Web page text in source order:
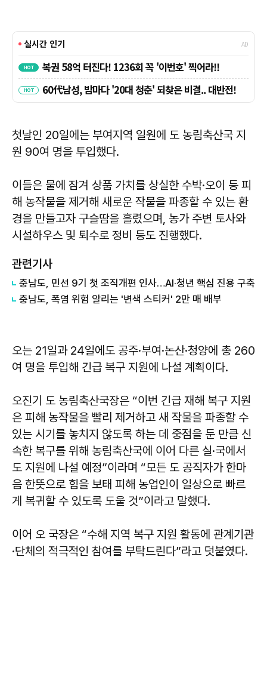
첫날인 20일에는 부여지역 일원에 도 농림축산국 지
원 90여 명을 투입했다.
이들은 물에 잠겨 상품 가치를 상실한 수박·오이 등 피
해 농작물을 제거해 새로운 작물을 파종할 수 있는 환
경을 만들고자 구슬땀을 흘렸으며, 농가 주변 토사와
시설하우스 및 퇴수로 정비 등도 진행했다.
관련기사
충남도, 민선 9기 첫 조직개편 인사…AI·청년 핵심 진용 구축
충남도, 폭염 위험 알리는 '변색 스티커' 2만 매 배부
오는 21일과 24일에도 공주·부여·논산·청양에 총 260
여 명을 투입해 긴급 복구 지원에 나설 계획이다.
오진기 도 농림축산국장은 “이번 긴급 재해 복구 지원
은 피해 농작물을 빨리 제거하고 새 작물을 파종할 수
있는 시기를 놓치지 않도록 하는 데 중점을 둔 만큼 신
속한 복구를 위해 농림축산국에 이어 다른 실·국에서
도 지원에 나설 예정”이라며 “모든 도 공직자가 한마
음 한뜻으로 힘을 보태 피해 농업인이 일상으로 빠르
게 복귀할 수 있도록 도울 것”이라고 말했다.
이어 오 국장은 “수해 지역 복구 지원 활동에 관계기관
·단체의 적극적인 참여를 부탁드린다”라고 덧붙였다.